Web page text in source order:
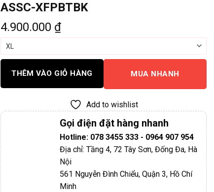
ASSC-XFPBTBK
4.900.000 ₫
THÊM VÀO GIỎ HÀNG MUA NHANH
Add to wishlist
Gọi điện đặt hàng nhanh
Hotline: 078 3455 333 - 0964 907 954
Địa chỉ: Tầng 4, 72 Tây Sơn, Đống Đa, Hà
Nội
561 Nguyễn Đình Chiểu, Quận 3, Hồ Chí
Minh